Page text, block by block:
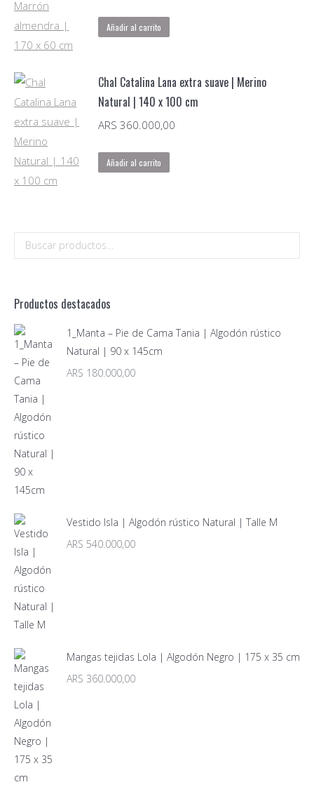
Añadir al carrito
Chal Catalina Lana extra suave | Merino
Natural | 140 x 100 cm
ARS 360.000,00
Añadir al carrito
Productos destacados
1_Manta – Pie de Cama Tania | Algodón rústico
Natural | 90 x 145cm
ARS 180.000,00
Vestido Isla | Algodón rústico Natural | Talle M
ARS 540.000,00
Mangas tejidas Lola | Algodón Negro | 175 x 35 cm
ARS 360.000,00